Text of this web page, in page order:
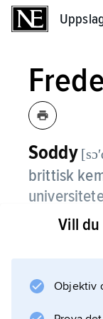
Soddy
brittisk
Oxford
partiklarna i
Vill
Objektiv